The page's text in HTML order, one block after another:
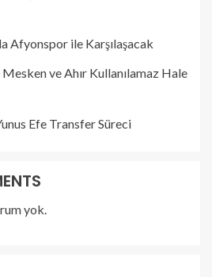
Afyonspor ile Karşılaşacak
Mesken ve Ahır Kullanılamaz Hale
Efe Transfer Süreci
yok.